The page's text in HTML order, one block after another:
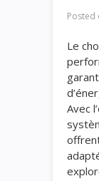
Posted
Le
Avec